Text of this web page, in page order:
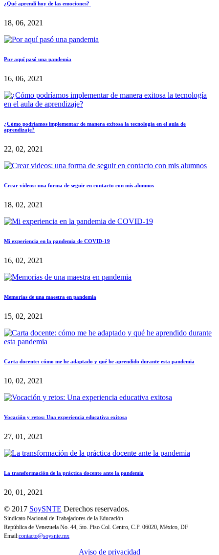
¿Qué aprendí hoy de las emociones?
18, 06, 2021
Por aquí pasó una pandemia
16, 06, 2021
¿Cómo podríamos implementar de manera exitosa la tecnología en el aula de
aprendizaje?
22, 02, 2021
Crear videos: una forma de seguir en contacto con mis alumnos
18, 02, 2021
Mi experiencia en la pandemia de COVID-19
16, 02, 2021
Memorias de una maestra en pandemia
15, 02, 2021
Carta docente: cómo me he adaptado y qué he aprendido durante esta pandemia
10, 02, 2021
Vocación y retos: Una experiencia educativa exitosa
27, 01, 2021
La transformación de la práctica docente ante la pandemia
20, 01, 2021
© 2017 SoySNTE Derechos reservados.
Sindicato Nacional de Trabajadores de la Educación
República de Venezuela No. 44, 5to. Piso Col. Centro, C.P. 06020, México, DF
Email:contacto@soysnte.mx
Aviso de privacidad